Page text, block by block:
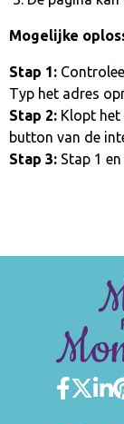
Mogelijke
Stap 1:
Typ het adres
Stap 2: Klopt het
button van de
Stap 3: Stap 1